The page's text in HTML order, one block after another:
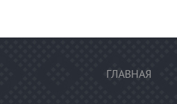
ГЛАВНАЯ